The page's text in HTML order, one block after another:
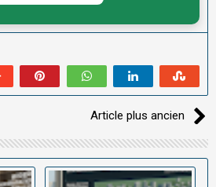
Article plus ancien